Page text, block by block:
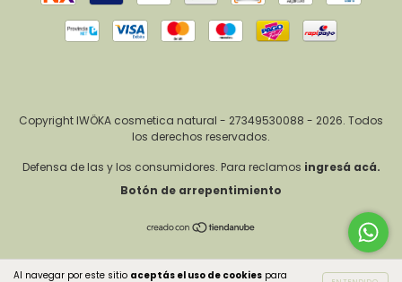
Al navegar por este sitio aceptás el uso de cookies para
Copyright IWÖKA cosmetica natural - 27349530088 - 2026. Todos
los derechos reservados.
Defensa de las y los consumidores. Para reclamos ingresá acá.
Botón de arrepentimiento